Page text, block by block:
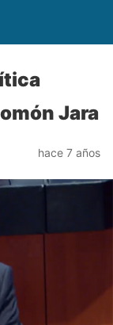
Jara
hace 7 años